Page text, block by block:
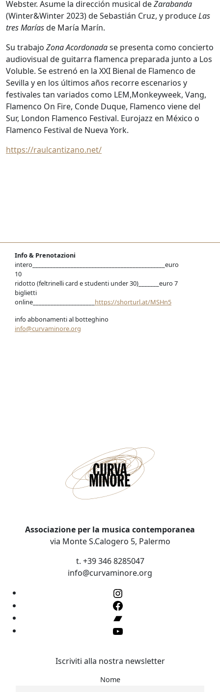
Webster. Asume la dirección musical deZarabanda
(Winter&Winter 2023) de Sebastián Cruz, y produceLas
tres Maríasde María Marín.
Su trabajo Zona Acordonadase presenta como concierto
audiovisual de guitarra flamenca preparada junto a Los
Voluble. Se estrenó en la XXI Bienal de Flamenco de
Sevilla y en los últimos años recorre escenarios y
festivales tan variados como LEM,Monkeyweek, Vang,
Flamenco On Fire, Conde Duque, Flamenco viene del
Sur, London Flamenco Festival. Eurojazz en México o
Flamenco Festival de Nueva York.
https://raulcantizano.net/
Info & Prenotazioni
intero_____________________________________________euro
10
ridotto (feltrinelli card e studenti under 30)_______euro 7
biglietti
online_____________________ https://shorturl.at/MSHn5
info abbonamenti al botteghino
info@curvaminore.org
Associazione per la musica contemporanea
via Monte S.Calogero 5, Palermo
t. +39 346 8285047
info@curvaminore.org
Iscriviti alla nostra newsletter
Nome